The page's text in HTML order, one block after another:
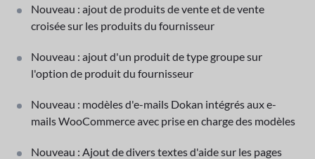
Nouveau : ajout de produits de vente et de vente
croisée sur les produits du fournisseur
Nouveau : ajout d'un produit de type groupe sur
l'option de produit du fournisseur
Nouveau : modèles d'e-mails Dokan intégrés aux e-
mails WooCommerce avec prise en charge des modèles
Nouveau : Ajout de divers textes d'aide sur les pages